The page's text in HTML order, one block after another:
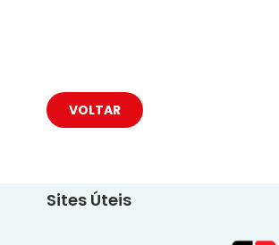
VOLTAR
Sites Úteis